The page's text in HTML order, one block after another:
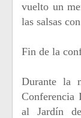
vuelto un
las salsas
Fin de la
Durante la
Conferencia
al Jardín